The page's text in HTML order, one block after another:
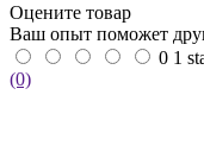
Оцените товар
Ваш опыт поможет
0 1
(0)